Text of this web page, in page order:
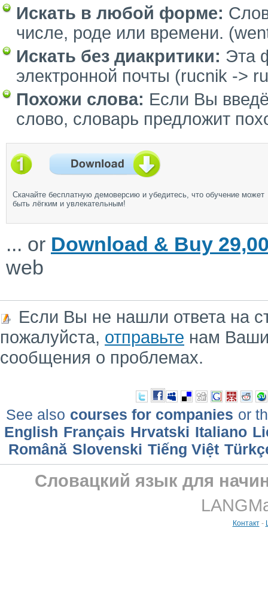
Искать в любой форме:
числе, роде или времени.
Искать без диакритики: Эта
электронной почты (rucnik ->
Похожи слова: Если Вы
слово, словарь предложит
Скачайте бесплатную демоверсию и убедитесь, что обучение может
быть лёгким и увлекательным!
... or Download & Buy
web
Если Вы не нашли ответа на
пожалуйста, отправьте нам
сообщения о проблемах.
See also courses for companies or
English Français Hrvatski Italiano
Română Slovenski Tiếng Việt
Словацкий язык для
Контакт-